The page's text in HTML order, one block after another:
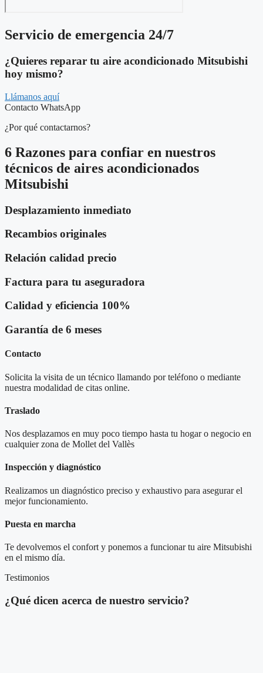
Servicio de emergencia 24/7
¿Quieres reparar tu aire acondicionado Mitsubishi
hoy mismo?
Llámanos aquí
Contacto WhatsApp
¿Por qué contactarnos?
6 Razones para confiar en nuestros
técnicos de aires acondicionados
Mitsubishi
Desplazamiento inmediato
Recambios originales
Relación calidad precio
Factura para tu aseguradora
Calidad y eficiencia 100%
Garantía de 6 meses
Contacto
Solicita la visita de un técnico llamando por teléfono o mediante
nuestra modalidad de citas online.
Traslado
Nos desplazamos en muy poco tiempo hasta tu hogar o negocio en
cualquier zona de Mollet del Vallès
Inspección y diagnóstico
Realizamos un diagnóstico preciso y exhaustivo para asegurar el
mejor funcionamiento.
Puesta en marcha
Te devolvemos el confort y ponemos a funcionar tu aire Mitsubishi
en el mismo día.
Testimonios
¿Qué dicen acerca de nuestro servicio?